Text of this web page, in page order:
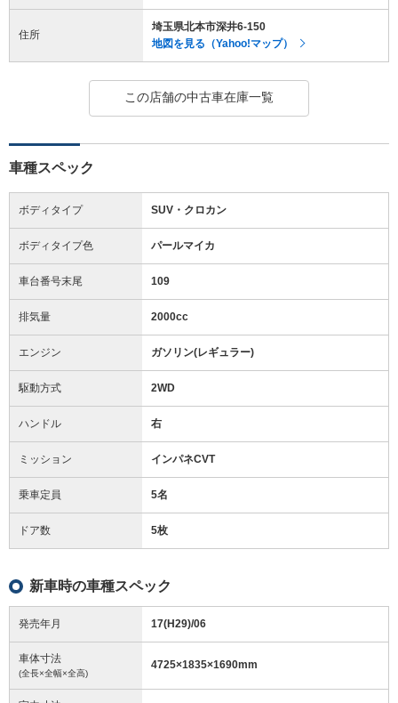
住所
埼玉県北本市深井6-150
地図を見る（Yahoo!マップ）
この店舗の中古車在庫一覧
車種スペック
ボディタイプ SUV・クロカン
ボディタイプ色 パールマイカ
車台番号末尾 109
排気量 2000cc
エンジン ガソリン(レギュラー)
駆動方式 2WD
ハンドル 右
ミッション インパネCVT
乗車定員 5名
ドア数 5枚
新車時の車種スペック
発売年月 17(H29)/06
車体寸法
(全長×全幅×全高)
4725×1835×1690mm